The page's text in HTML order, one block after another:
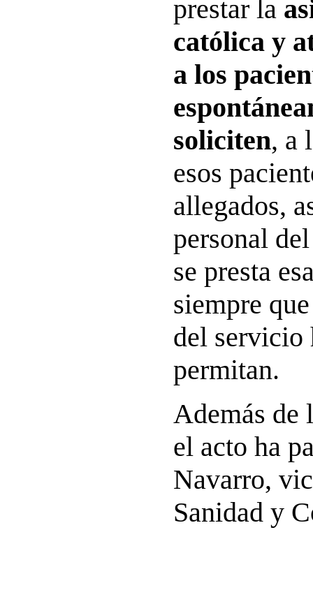
prestar la
católica y
a los
soliciten, a
esos
allegados,
personal
se presta
siempre
del servicio
permitan.
Además de
el acto ha
Navarro,
Sanidad y